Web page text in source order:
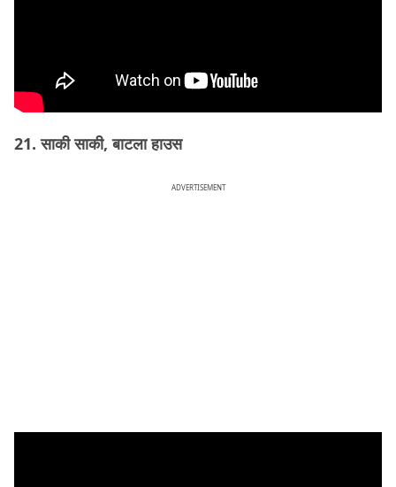
21. साकी साकी, बाटला हाउस
ADVERTISEMENT